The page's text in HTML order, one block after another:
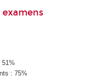
51%
: 75%